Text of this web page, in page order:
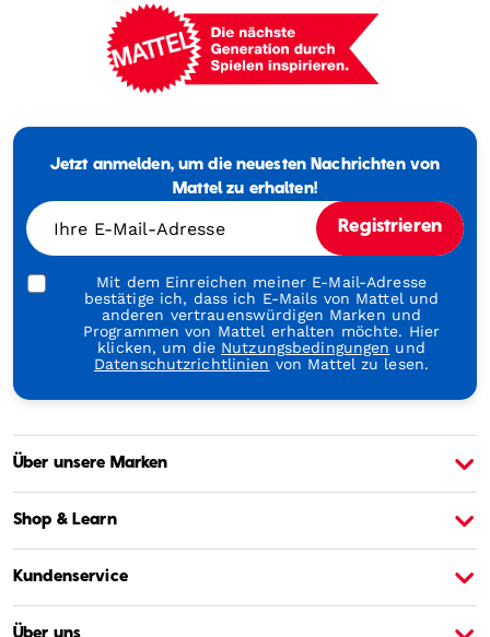
-
Generations
Play
Jetzt anmelden, um die neuesten Nachrichten von
Mattel zu erhalten!
Ihre E-Mail-Adresse Registrieren
Mit dem Einreichen meiner E-Mail-Adresse
bestätige ich, dass ich E-Mails von Mattel und
anderen vertrauenswürdigen Marken und
Programmen von Mattel erhalten möchte. Hier
klicken, um die Nutzungsbedingungen und
Datenschutzrichtlinien von Mattel zu lesen.
Über unsere Marken
Shop & Learn
Kundenservice
Über uns